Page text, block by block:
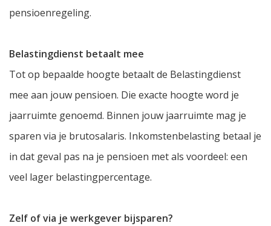
pensioenregeling.
Belastingdienst betaalt mee
Tot op bepaalde hoogte betaalt de Belastingdienst
mee aan jouw pensioen. Die exacte hoogte word je
jaarruimte genoemd. Binnen jouw jaarruimte mag je
sparen via je brutosalaris. Inkomstenbelasting betaal je
in dat geval pas na je pensioen met als voordeel: een
veel lager belastingpercentage.
Zelf of via je werkgever bijsparen?